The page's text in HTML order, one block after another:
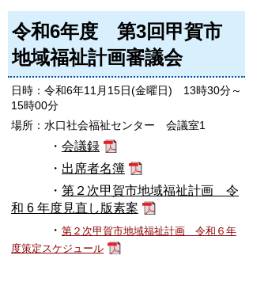
令和6年度 第3回甲賀市
地域福祉計画審議会
日時：令和6年11月15日(金曜日) 13時30分～
15時00分
場所：水口社会福祉センター 会議室1
・ 会議録
・ 出席者名簿
・ 第２次甲賀市地域福祉計画 令
和 6 年度見直し版素案
・ 第２次甲賀市地域福祉計画 令和６年
度策定スケジュール